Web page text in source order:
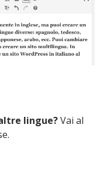
lingue?Vai al